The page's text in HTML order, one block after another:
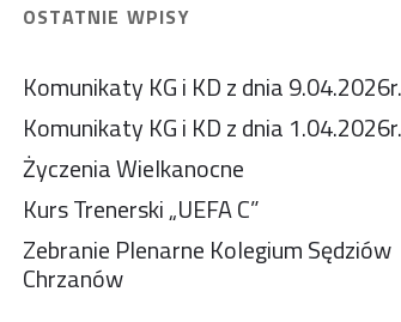
OSTATNIE WPISY
Komunikaty KG i KD z dnia 9.04.2026r.
Komunikaty KG i KD z dnia 1.04.2026r.
Życzenia Wielkanocne
Kurs Trenerski „UEFA C”
Zebranie Plenarne Kolegium Sędziów
Chrzanów